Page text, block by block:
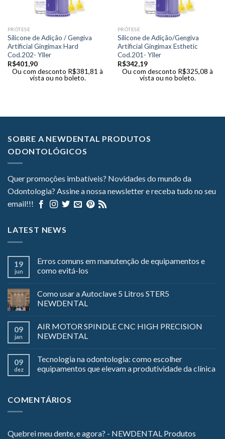
PRÓTESE
Silicone de Adição / Gengiva
Artificial Gingimax Hard
Cod.202- Yller
R$401,90
Ou com desconto R$381,81 à
vista ou no boleto.
PRÓTESE
Silicone de Adição/Gengiva
Artificial Gingimax Esthetic
Cod.201- Yller
R$342,19
Ou com desconto R$325,08 à
vista ou no boleto.
SOBRE A NEWDENTAL PRODUTOS
ODONTOLÓGICOS
Quer promoções imbatíveis? Novidades do mundo da
Odontologia? Assine a nossa newsletter e receba tudo no seu
email!!!
LATEST NEWS
19
jun
Erros comuns em manutenção de equipamentos e
como evitá-los
Como usar a Autoclave 5 Litros STER5
NEWDENTAL
09
jan
AIR MOTOR SPINDLE CNC HIGH PRECISION
NEWDENTAL
09
dez
Tecnologia na odontologia: como escolher
equipamentos que elevam a produtividade da clínica
COMENTÁRIOS
Quebrei meu dente, e agora? - NEWDENTAL Produtos